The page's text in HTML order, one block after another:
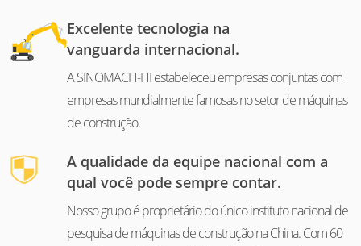
Excelente tecnologia na
vanguarda internacional.
A SINOMACH-HI estabeleceu empresas conjuntas com
empresas mundialmente famosas no setor de máquinas
de construção.
A qualidade da equipe nacional com a
qual você pode sempre contar.
Nosso grupo é proprietário do único instituto nacional de
pesquisa de máquinas de construção na China. Com 60